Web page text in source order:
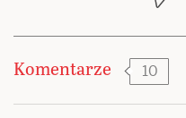
Komentarze 10